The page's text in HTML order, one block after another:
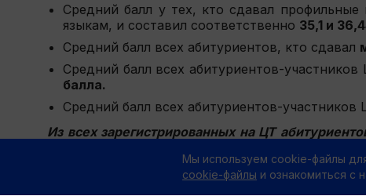
Средний балл у тех, кто сдавал профильные
языкам, и составил соответственно 35,1 и
Средний балл всех абитуриентов, кто сдавал
Средний балл всех абитуриентов-участников
балла.
Средний балл всех абитуриентов-участников
Из всех зарегистрированных на ЦТ
Мы используем cookie-файлы
cookie-файлы и ознакомиться с